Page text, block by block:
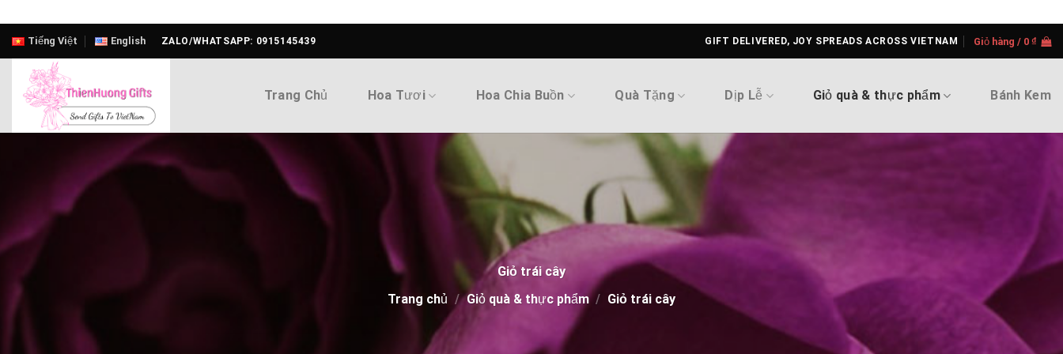
Skip
content
Tiếng Việt English ZALO/WHATSAPP: 0915145439 GIFT DELIVERED, JOY SPREADS ACROSS VIETNAM Giỏ hàng / 0 ₫
Trang Chủ Hoa Tươi Hoa Chia Buồn Quà Tặng Dịp Lễ Giỏ quà & thực phẩm Bánh Kem
Giỏ trái cây
Trang chủ / Giỏ quà & thực phẩm / Giỏ trái cây